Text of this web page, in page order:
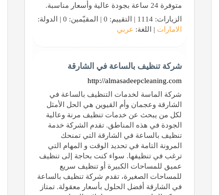
متوفرة 24 ساعة بجودة عالية وأسعار مناسبة.
الزيارات: 1114 | التقييم: 0 | المقيّمين: 0 | الدولة:
الامارات | اللغة: عربي
شركة تنظيف بالساعة في الشارقة
http://almasadeepcleaning.com
شركة الماسة لخدمات التنظيف بالساعة في
الشارقة وعجمان وأم القيوين هي الحل الأمثل
لكل من يبحث عن خدمات تنظيف مرنة وعالية
الجودة في هذه المناطق. تقدم الشركة خدمة
تنظيف بالساعة في الشارقة التي تمنحك
المرونة التامة في تحديد الوقت و المهام التي
ترغب في تنظيفها. سواء كنت بحاجة إلى تنظيف
عميق للمساحات الكبيرة أو تنظيف سريع
للمساحات الصغيرة، تقدم شركة تنظيف بالساعة
في الشارقة أفضل الحلول بأسعار معقولة. تمتاز